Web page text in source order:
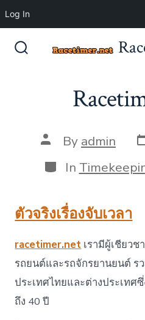
Log In
Post
author
By admin
Categories
In
ตัวจริงเรื่องจับเวลา
racetimer.net เรามีผู้เชียวช
รถยนต์และรถจักรยานยนต์ ร
ประเทศไทยและต่างประเทศ
ถึง 40 ปี